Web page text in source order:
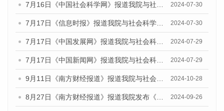
7月16日《中国社会科学网》报道我院与社会科学文献出版社联合发布《广州蓝皮书：广州社会发展报告(2024)》的媒体文章 2024-07-30
7月17日《信息时报》报道我院与社会科学文献出版社联合发布《广州蓝皮书：广州社会发展报告(2024)》的媒体文章 2024-07-30
7月17日《中国发展网》报道我院与社会科学文献出版社联合发布《广州蓝皮书：广州社会发展报告(2024)》的媒体文章 2024-07-29
7月17日《中国新闻网》报道我院与社会科学文献出版社联合发布《广州蓝皮书：广州社会发展报告(2024)》的媒体文章 2024-07-29
9月11日《南方财经报道》报道我院与社会科学文献出版社联合发布了《广州蓝皮书：广州金融发展报告（2024）》的视频采访 2024-10-28
8月27日《南方财经报道》报道我院发布《广州蓝皮书：广州创新型城市发展报告（2024）》的视频采访 2024-09-26